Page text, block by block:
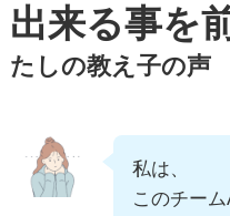
出来る事を
たしの教え子の声
私は、
このチーム